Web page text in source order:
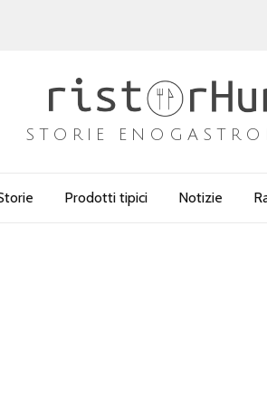
STORIE
Prodotti tipici Notizie